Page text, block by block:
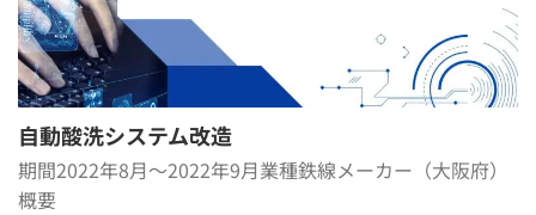
自動酸洗システム改造
期間2022年8月～2022年9月業種鉄線メーカー（大阪府）
概要